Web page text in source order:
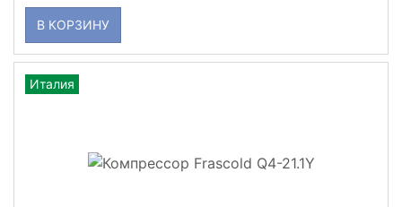
В КОРЗИНУ
Италия